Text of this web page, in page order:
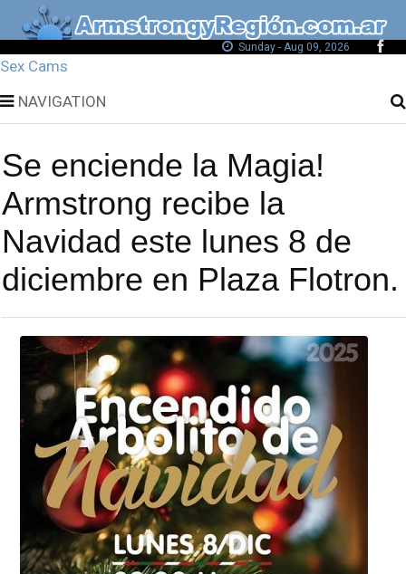
Sunday - Aug 09, 2026
Sex Cams
NAVIGATION
Se enciende la Magia!
Armstrong recibe la
Navidad este lunes 8 de
diciembre en Plaza Flotron.